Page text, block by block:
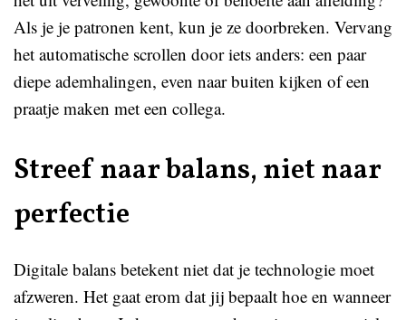
Als je je patronen kent, kun je ze doorbreken. Vervang
het automatische scrollen door iets anders: een paar
diepe ademhalingen, even naar buiten kijken of een
praatje maken met een collega.
Streef naar balans, niet naar
perfectie
Digitale balans betekent niet dat je technologie moet
afzweren. Het gaat erom dat jij bepaalt hoe en wanneer